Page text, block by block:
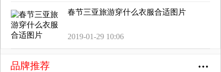
春节三亚旅游穿什么衣服合适图片
2019-01-29 10:06
品牌推荐